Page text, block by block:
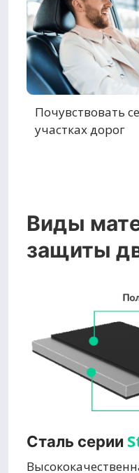
Почувствовать
участках дорог
Виды
защиты
Сталь серии